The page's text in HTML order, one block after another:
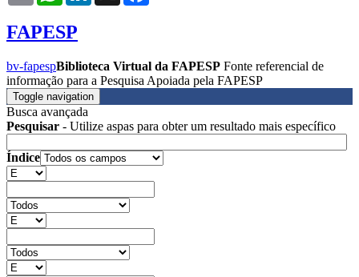
FAPESP
bv-fapespBiblioteca Virtual da FAPESP Fonte referencial de
informação para a Pesquisa Apoiada pela FAPESP
Toggle navigation
Busca avançada
Pesquisar - Utilize aspas para obter um resultado mais específico
Índice